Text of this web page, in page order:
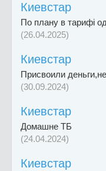
Киевстар
По плану в тарифі
(26.04.2025)
Киевстар
Присвоили
(30.09.2024)
Киевстар
Домашне ТБ
(24.04.2024)
Киевстар